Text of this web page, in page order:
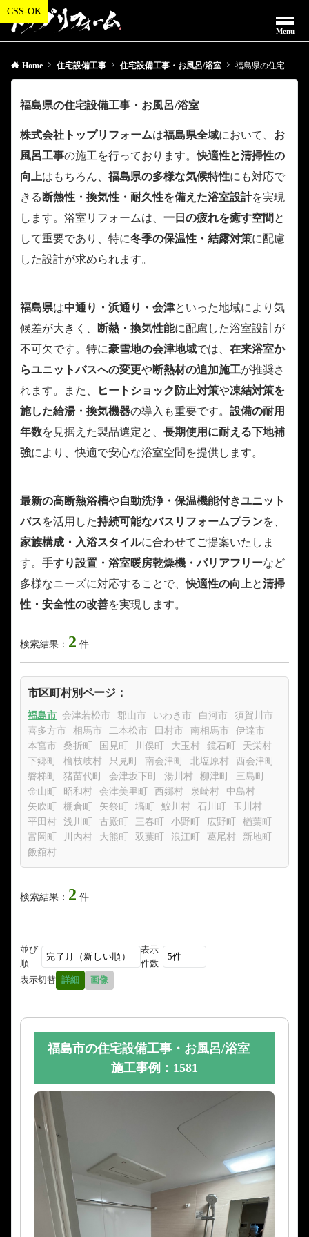
Menu
Home 住宅設備工事 住宅設備工事・お風呂/浴室 福島県の住宅設備工事・お風呂/浴室
福島県の住宅設備工事・お風呂/浴室
株式会社トップリフォームは福島県全域において、 お
風呂工事の施工を行っております。快適性と清掃性の
向上はもちろん、 福島県の多様な気候特性にも対応で
きる 断熱性・換気性・耐久性を備えた浴室設計を実現
します。浴室リフォームは、 一日の疲れを癒す空間 と
して重要であり、特に冬季の保温性・結露対策に配慮
した設計が求められます。
福島県は中通り・浜通り・会津といった地域により気
候差が大きく、
断熱・換気性能に配慮した浴室設計が
不可欠です。特に豪雪地の会津地域では、 在来浴室か
らユニットバスへの変更や断熱材の追加施工が推奨さ
れます。また、
ヒートショック防止対策や凍結対策を
施した給湯・換気機器の導入も重要です。 設備の耐用
年数を見据えた製品選定と、 長期使用に耐える下地補
強により、快適で安心な浴室空間を提供します。
最新の高断熱浴槽や自動洗浄・保温機能付きユニット
バスを活用した持続可能なバスリフォームプランを、
家族構成・入浴スタイルに合わせてご提案いたしま
す。 手すり設置・浴室暖房乾燥機・バリアフリーなど
多様なニーズに対応することで、快適性の向上と清掃
性・安全性の改善を実現します。
検索結果： 2 件
市区町村別ページ：
福島市 会津若松市 郡山市 いわき市 白河市
須賀川市
喜多方市
相馬市 二本松市 田村市 南相馬市
伊達市
本宮市
桑折町 国見町 川俣町 大玉村 鏡石町
天栄村
下郷町
檜枝岐村 只見町 南会津町 北塩原村
西会津町
磐梯町
猪苗代町 会津坂下町 湯川村 柳津町
三島町
金山町
昭和村 会津美里町 西郷村 泉崎村
中島村
矢吹町
棚倉町 矢祭町 塙町 鮫川村 石川町
玉川村
平田村
浅川町 古殿町 三春町 小野町 広野町
楢葉町
富岡町
川内村 大熊町 双葉町 浪江町 葛尾村
新地町
飯舘村
検索結果： 2 件
並び
順
表示
件数
表示切替 詳細 画像
福島市の住宅設備工事・お風呂/浴室
施工事例：1581